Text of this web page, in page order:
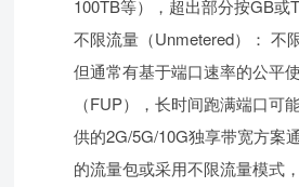
100TB等），超出部分按GB
不限流量（Unmetered）： 不
但通常有基于端口速率的公平
（FUP），长时间跑满端口可
供的2G/5G/10G独享带宽方案
的流量包或采用不限流量模式